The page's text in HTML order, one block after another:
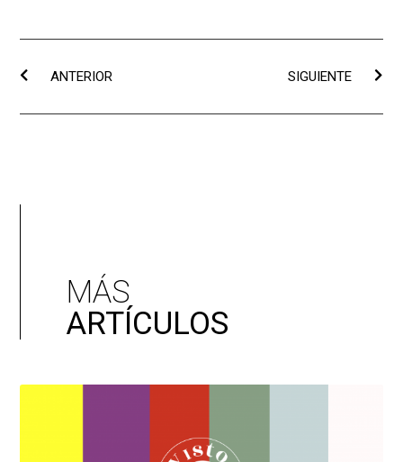
ANTERIOR SIGUIENTE
MÁS
ARTÍCULOS